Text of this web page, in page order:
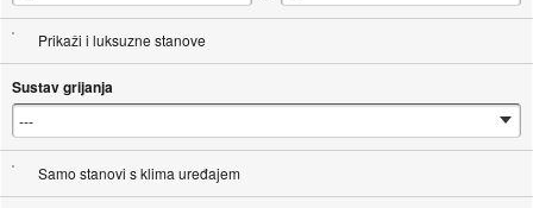
Prikaži i luksuzne stanove
Sustav grijanja
Samo stanovi s klima uređajem